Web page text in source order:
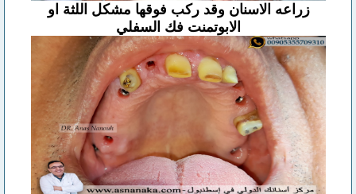
زراعه الاسنان وقد ركب فوقها مشكل اللثة او
الابوتمنت فك السفلي